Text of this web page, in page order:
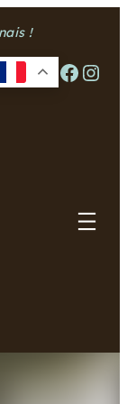
!
Facebook Instagram